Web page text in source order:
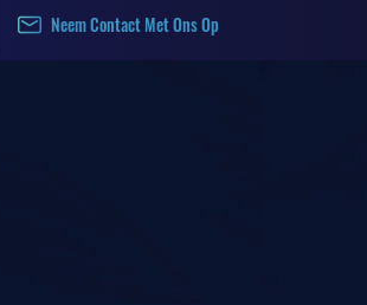
Neem Contact Met Ons Op